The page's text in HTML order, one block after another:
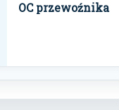
OC przewoźnika